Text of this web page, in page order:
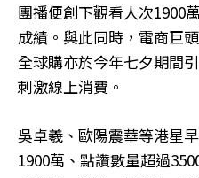
團播便創下觀看人次1900
成績。與此同時，電商巨
全球購亦於今年七夕期間
刺激線上消費。
吳卓羲、歐陽震華等港星
1900萬、點讚數量超過